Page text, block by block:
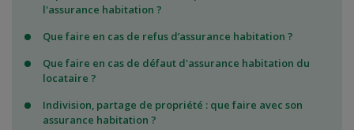
l'assurance habitation ?
Que faire en cas de refus d’assurance habitation ?
Que faire en cas de défaut d'assurance habitation du
locataire ?
Indivision, partage de propriété : que faire avec son
assurance habitation ?